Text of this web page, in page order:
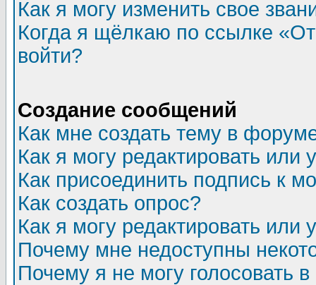
Как я могу изменить свое
Когда я щёлкаю по ссылке
войти?
Создание сообщений
Как мне создать тему в
Как я могу редактировать или
Как присоединить подпись к
Как создать опрос?
Как я могу редактировать или
Почему мне недоступны
Почему я не могу голосовать